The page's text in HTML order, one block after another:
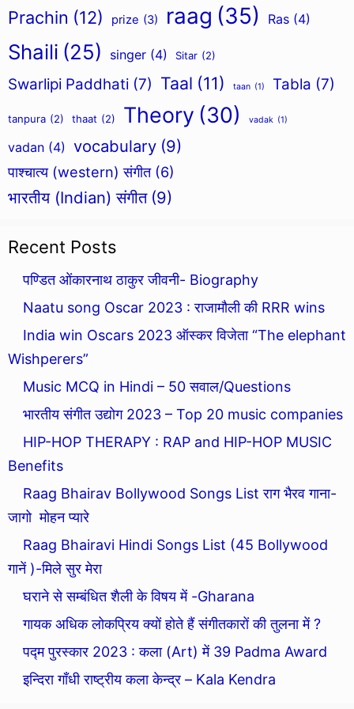
Prachin (12) prize (3) raag (35) Ras (4)
Shaili (25) singer (4) Sitar (2)
Swarlipi Paddhati (7) Taal (11) taan (1) Tabla (7)
tanpura (2) thaat (2) Theory (30) vadak (1)
vadan (4) vocabulary (9)
पाश्चात्य (western) संगीत (6)
भारतीय (Indian) संगीत (9)
Recent Posts
पण्डित ओंकारनाथ ठाकुर जीवनी- Biography
Naatu song Oscar 2023 : राजामौली की RRR wins
India win Oscars 2023 ऑस्कर विजेता “The elephant
Wishperers”
Music MCQ in Hindi – 50 सवाल/Questions
भारतीय संगीत उद्योग 2023 – Top 20 music companies
HIP-HOP THERAPY : RAP and HIP-HOP MUSIC
Benefits
Raag Bhairav Bollywood Songs List राग भैरव गाना-
जागो मोहन प्यारे
Raag Bhairavi Hindi Songs List (45 Bollywood
गानें )-मिले सुर मेरा
घराने से सम्बंधित शैली के विषय में -Gharana
गायक अधिक लोकप्रिय क्यों होते हैं संगीतकारों की तुलना में ?
पद्म पुरस्कार 2023 : कला (Art) में 39 Padma Award
इन्दिरा गाँधी राष्ट्रीय कला केन्द्र – Kala Kendra